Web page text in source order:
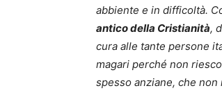
abbiente e in difficoltà.
antico della Cristianità,
cura alle tante persone
magari perché non
spesso anziane, che